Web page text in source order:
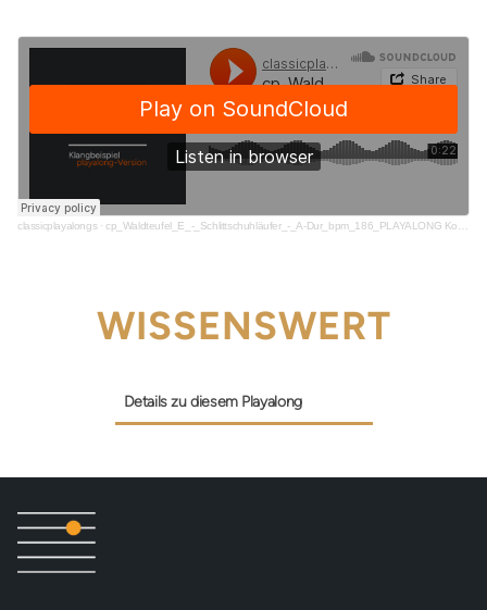
classicplayalongs·cp_Waldteufel_E_-_Schlittschuhläufer_-_A-Dur_bpm_186_PLAYALONG Kopie_snippet
WISSENSWERT
Details zu diesem Playalong